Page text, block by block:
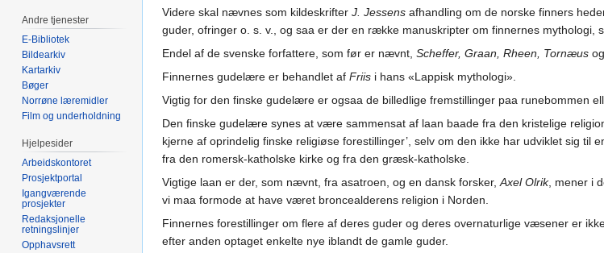
Videre skal nævnes som kildeskrifter J. Jessens afhandling om de norske finners
guder, ofringer o. s. v., og saa er der en række manuskripter om finnernes mythologi,
Endel af de svenske forfattere, som før er nævnt, Scheffer, Graan, Rheen, Tornæus
Finnernes gudelære er behandlet af Friis i hans «Lappisk mythologi».
Vigtig for den finske gudelære er ogsaa de billedlige fremstillinger paa runebommen
Den finske gudelære synes at være sammensat af laan baade fra den kristelige
kjerne af oprindelig finske religiøse forestillinger’, selv om den ikke har udviklet sig
fra den romersk-katholske kirke og fra den græsk-katholske.
Vigtige laan er der, som nævnt, fra asatroen, og en dansk forsker,Axel Olrik, mener i
vi maa formode at have været broncealderens religion i Norden.
Finnernes forestillinger om flere af deres guder og deres overnaturlige væsener er
efter anden optaget enkelte nye iblandt de gamle guder.
Andre tjenester
E-Bibliotek
Bildearkiv
Kartarkiv
Bøger
Norrøne læremidler
Film og underholdning
Hjelpesider
Arbeidskontoret
Prosjektportal
Igangværende
prosjekter
Redaksjonelle
retningslinjer
Opphavsrett